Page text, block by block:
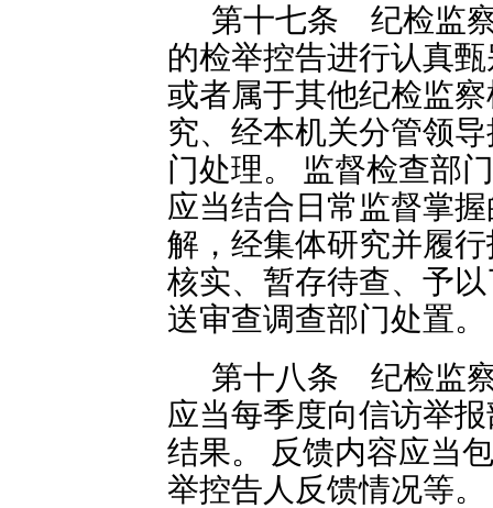
第十七条 纪检监
的检举控告进行认真
或者属于其他纪检监
究、经本机关分管领
门处理。 监督检查部
应当结合日常监督掌
解，经集体研究并履
核实、暂存待查、予
送审查调查部门处置。
第十八条 纪检监
应当每季度向信访举
结果。 反馈内容应当
举控告人反馈情况等。